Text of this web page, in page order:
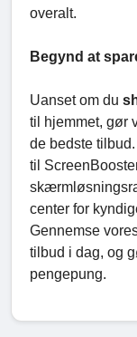
overalt.
Begynd at
Uanset om du
til hjemmet, gør
de bedste
til
center for
Gennemse
tilbud i dag, og
pengepung.